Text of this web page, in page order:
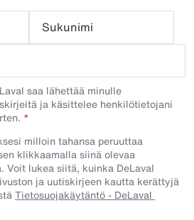
Sukunimi
saa lähettää minulle
ja käsittelee henkilötietojani
milloin tahansa peruuttaa
klikkaamalla siinä olevaa
Voit lukea siitä, kuinka DeLaval
ja uutiskirjeen kautta kerättyjä
Tietosuojakäytäntö - DeLaval